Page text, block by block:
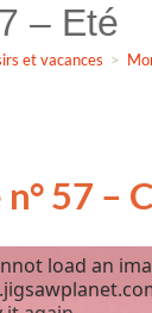
– Eté
et vacances >
57 –